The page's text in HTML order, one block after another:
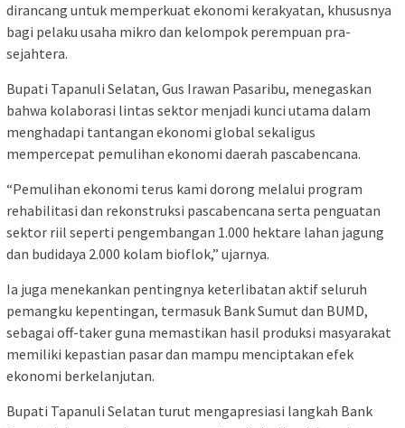
dirancang untuk memperkuat ekonomi kerakyatan, khususnya
bagi pelaku usaha mikro dan kelompok perempuan pra-
sejahtera.
Bupati Tapanuli Selatan, Gus Irawan Pasaribu, menegaskan
bahwa kolaborasi lintas sektor menjadi kunci utama dalam
menghadapi tantangan ekonomi global sekaligus
mempercepat pemulihan ekonomi daerah pascabencana.
“Pemulihan ekonomi terus kami dorong melalui program
rehabilitasi dan rekonstruksi pascabencana serta penguatan
sektor riil seperti pengembangan 1.000 hektare lahan jagung
dan budidaya 2.000 kolam bioflok,” ujarnya.
Ia juga menekankan pentingnya keterlibatan aktif seluruh
pemangku kepentingan, termasuk Bank Sumut dan BUMD,
sebagai off-taker guna memastikan hasil produksi masyarakat
memiliki kepastian pasar dan mampu menciptakan efek
ekonomi berkelanjutan.
Bupati Tapanuli Selatan turut mengapresiasi langkah Bank